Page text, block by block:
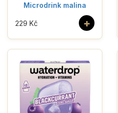
Microdrink malina
+
229 Kč